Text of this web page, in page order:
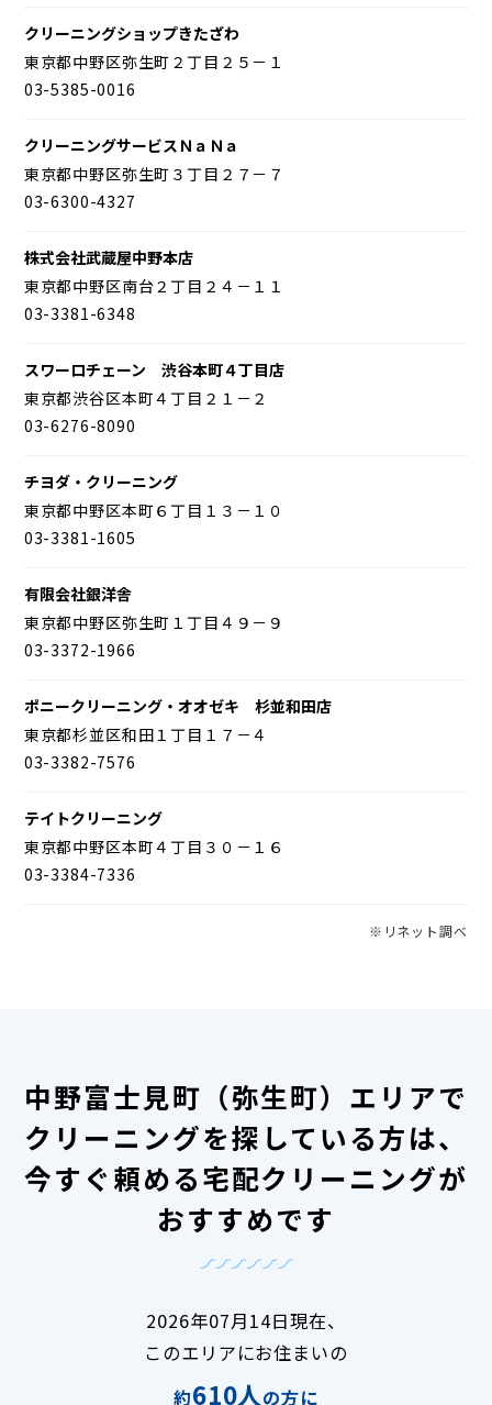
クリーニングショップきたざわ
東京都中野区弥生町２丁目２５－１
03-5385-0016
クリーニングサービスＮａＮａ
東京都中野区弥生町３丁目２７－７
03-6300-4327
株式会社武蔵屋中野本店
東京都中野区南台２丁目２４－１１
03-3381-6348
スワーロチェーン 渋谷本町４丁目店
東京都渋谷区本町４丁目２１－２
03-6276-8090
チヨダ・クリーニング
東京都中野区本町６丁目１３－１０
03-3381-1605
有限会社銀洋舎
東京都中野区弥生町１丁目４９－９
03-3372-1966
ポニークリーニング・オオゼキ 杉並和田店
東京都杉並区和田１丁目１７－４
03-3382-7576
テイトクリーニング
東京都中野区本町４丁目３０－１６
03-3384-7336
※リネット調べ
中野富士見町（弥生町）エリアで
クリーニングを探している方は、
今すぐ頼める宅配クリーニングが
おすすめです
2026年07月14日現在、
このエリアにお住まいの
約610人の方に